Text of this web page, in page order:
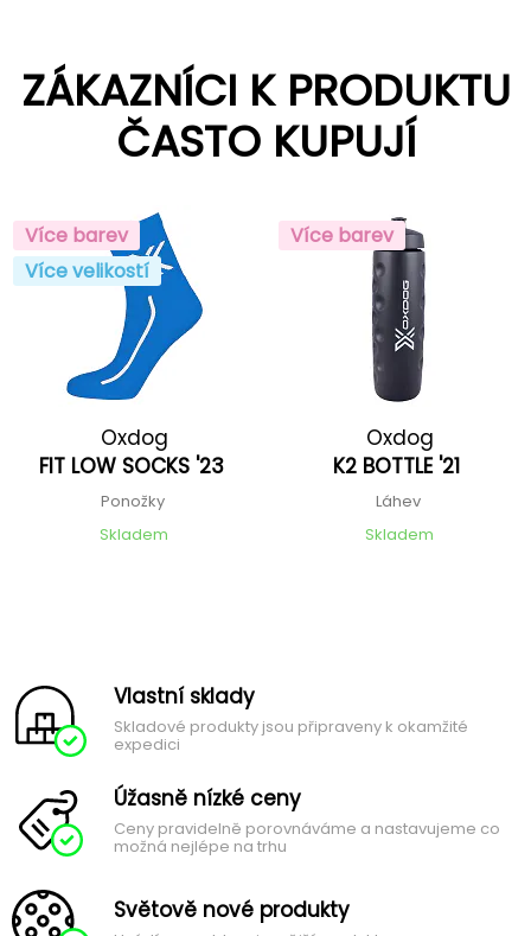
ZÁKAZNÍCI K PRODUKTU
ČASTO KUPUJÍ
Více barev
Více velikostí
Oxdog
FIT LOW SOCKS '23
Ponožky
Skladem
Více barev
Oxdog
K2 BOTTLE '21
Láhev
Skladem
Vlastní sklady
Skladové produkty jsou připraveny k okamžité
expedici
Úžasně nízké ceny
Ceny pravidelně porovnáváme a nastavujeme co
možná nejlépe na trhu
Světově nové produkty